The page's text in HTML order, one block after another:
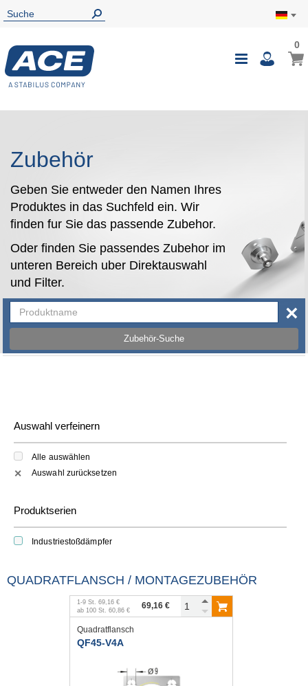
00
Zubehör
Geben Sie entweder den Namen Ihres
Produktes in das Suchfeld ein. Wir
finden fur Sie das passende Zubehor.
Oder finden Sie passendes Zubehor im
unteren Bereich uber Direktauswahl
und Filter.
Zubehör-Suche
×
Auswahl verfeinern
Alle auswählen
✕ Auswahl zurücksetzen
Produktserien
Industriestoßdämpfer
QUADRATFLANSCH / MONTAGEZUBEHÖR
1 -9 St. 69,16 €
ab 100 St. 60,86 € 69,16 €
Quadratflansch
QF45-V4A